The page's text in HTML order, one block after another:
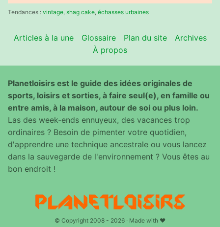
:Tendances : vintage shag cake échasses urbaines
Articles à la une Glossaire Plan du site
Archives
À propos
Planetloisirs est le guide des idées originales de
sports, loisirs et sorties, à faire seul(e), en famille ou
entre amis, à la maison, autour de soi ou plus loin.
Las des week-ends ennuyeux, des vacances trop
ordinaires ? Besoin de pimenter votre quotidien,
d'apprendre une technique ancestrale ou vous lancez
dans la sauvegarde de l'environnement ? Vous êtes au
bon endroit !
© Copyright 2008 - 2026 · Made with ♥